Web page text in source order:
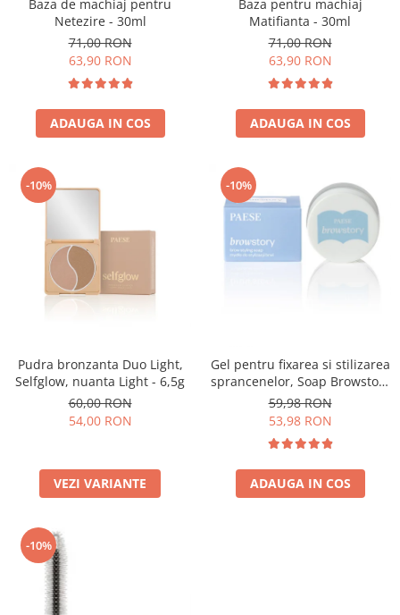
Baza de machiaj pentru
Netezire - 30ml
71,00 RON
63,90 RON
ADAUGA IN COS
Baza pentru machiaj
Matifianta - 30ml
71,00 RON
63,90 RON
ADAUGA IN COS
-10%
Pudra bronzanta Duo Light,
Selfglow, nuanta Light - 6,5g
60,00 RON
54,00 RON
VEZI VARIANTE
-10%
Gel pentru fixarea si stilizarea
sprancenelor, Soap Browstory
- 8g
59,98 RON
53,98 RON
ADAUGA IN COS
-10%